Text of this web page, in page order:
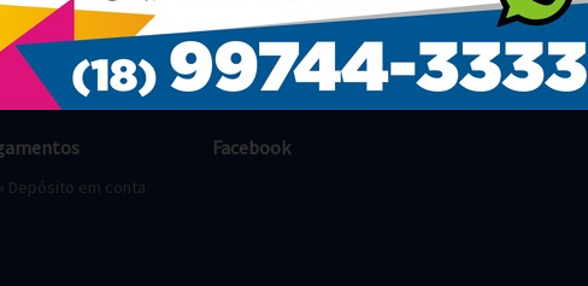
» Depósito em conta
Facebook